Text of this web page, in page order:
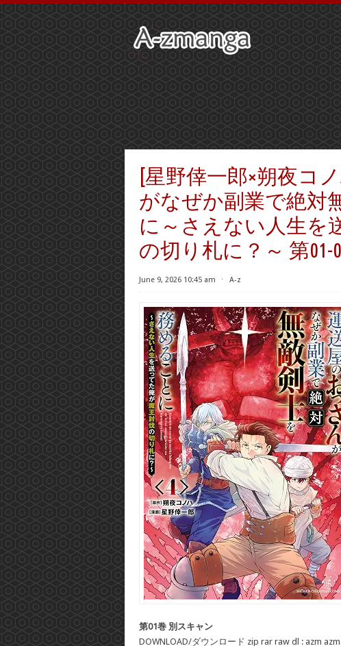
[星野倖一郎×朔夜コ
がなぜか副業で絶対
に～さえない人生を
の切り札に？～ 第01-
June 9, 2026 10:45 am ⋅ A-z
第01巻 別スキャン
DOWNLOAD/ダウンロード zip rar raw dl : azm